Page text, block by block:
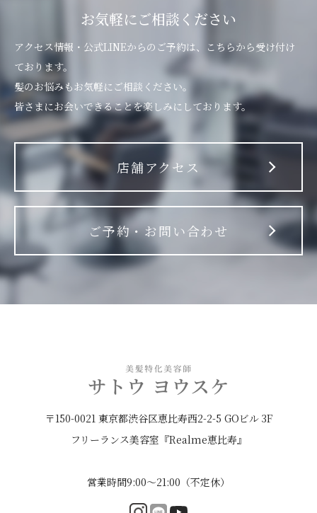
お気軽にご相談ください
アクセス情報・公式LINEからのご予約は、こちらから受け付け
ております。
髪のお悩みもお気軽にご相談ください。
皆さまにお会いできることを楽しみにしております。
店舗アクセス
ご予約・お問い合わせ
〒150-0021 東京都渋谷区恵比寿西2-2-5 GOビル 3F
フリーランス美容室『Realme恵比寿』
営業時間9:00〜21:00（不定休）